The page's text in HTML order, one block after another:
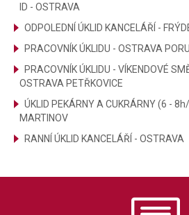
ID - OSTRAVA
ODPOLEDNÍ ÚKLID KANCELÁŘÍ -
PRACOVNÍK ÚKLIDU - OSTRAVA
PRACOVNÍK ÚKLIDU - VÍKENDOVÉ
OSTRAVA PETŘKOVICE
ÚKLID PEKÁRNY A CUKRÁRNY (6 -
MARTINOV
RANNÍ ÚKLID KANCELÁŘÍ - OSTRAVA